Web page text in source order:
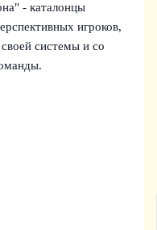
- каталонцы
игроков,
системы и со